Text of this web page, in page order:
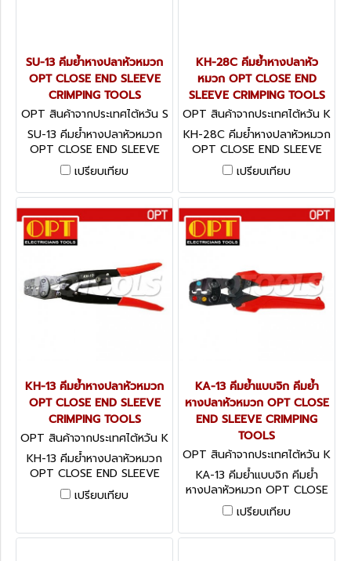
SU-13 คีมย้ำหางปลาหัวหมวก
OPT CLOSE END SLEEVE
CRIMPING TOOLS
OPT สินค้าจากประเทศไต้หวัน S
U-13
SU-13 คีมย้ำหางปลาหัวหมวก
OPT CLOSE END SLEEVE
CRIMPING TOOLS
เปรียบเทียบ
KH-28C คีมย้ำหางปลาหัว
หมวก OPT CLOSE END
SLEEVE CRIMPING TOOLS
OPT สินค้าจากประเทศไต้หวัน K
H-28C
KH-28C คีมย้ำหางปลาหัวหมวก
OPT CLOSE END SLEEVE
CRIMPING TOOLS
เปรียบเทียบ
KH-13 คีมย้ำหางปลาหัวหมวก
OPT CLOSE END SLEEVE
CRIMPING TOOLS
OPT สินค้าจากประเทศไต้หวัน K
H-13
KH-13 คีมย้ำหางปลาหัวหมวก
OPT CLOSE END SLEEVE
CRIMPING TOOLS
เปรียบเทียบ
KA-13 คีมย้ำแบบจิก คีมย้ำ
หางปลาหัวหมวก OPT CLOSE
END SLEEVE CRIMPING
TOOLS
OPT สินค้าจากประเทศไต้หวัน K
A-13
KA-13 คีมย้ำแบบจิก คีมย้ำ
หางปลาหัวหมวก OPT CLOSE
END SLEEVE CRIMPING
TOOLS
เปรียบเทียบ